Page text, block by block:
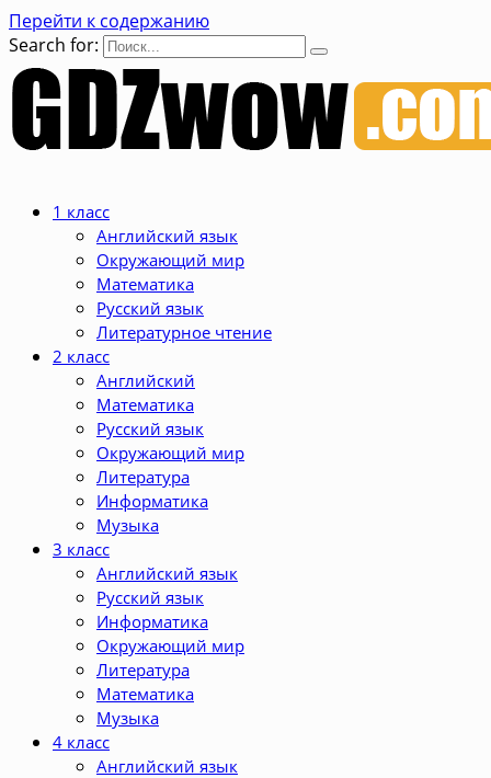
Перейти к содержанию
Search for:
1 класс
Английский язык
Окружающий мир
Математика
Русский язык
Литературное чтение
2 класс
Английский
Математика
Русский язык
Окружающий мир
Литература
Информатика
Музыка
3 класс
Английский язык
Русский язык
Информатика
Окружающий мир
Литература
Математика
Музыка
4 класс
Английский язык